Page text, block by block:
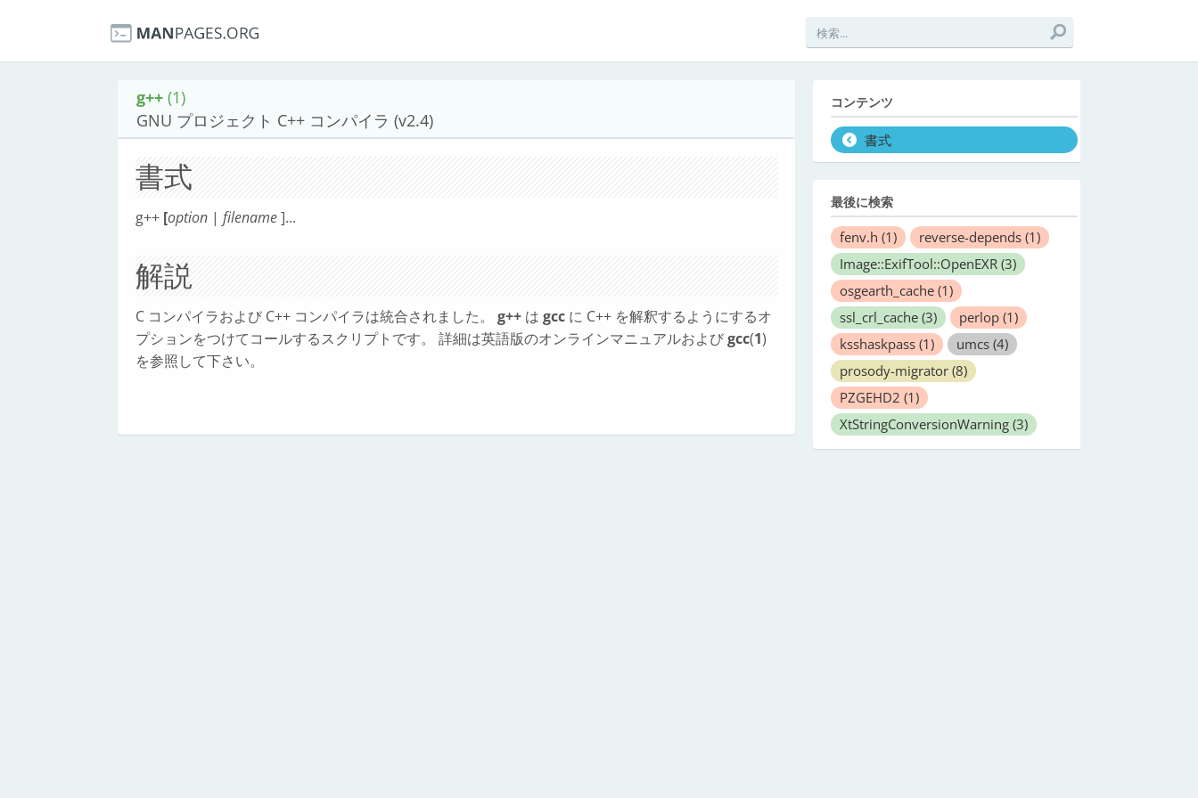
g++ (1)
GNU プロジェクト C++ コンパイラ (v2.4)
書式
g++ [option | filename]...
解説
C コンパイラおよび C++ コンパイラは統合されました。 g++ は gcc に C++ を解釈するようにするオ
プションをつけてコールするスクリプトです。 詳細は英語版のオンラインマニュアルおよびgcc(1)
を参照して下さい。
コンテンツ
書式
最後に検索
fenv.h (1) reverse-depends (1)
Image::ExifTool::OpenEXR (3)
osgearth_cache (1)
ssl_crl_cache (3) perlop (1)
ksshaskpass (1) umcs (4)
prosody-migrator (8)
PZGEHD2 (1)
XtStringConversionWarning (3)